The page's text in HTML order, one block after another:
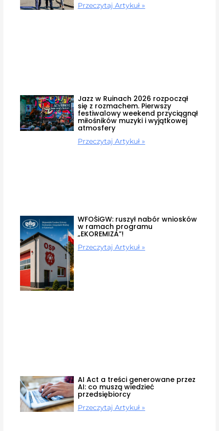
Przeczytaj Artykuł »
Jazz w Ruinach 2026 rozpoczął
się z rozmachem. Pierwszy
festiwalowy weekend przyciągnął
miłośników muzyki i wyjątkowej
atmosfery
Przeczytaj Artykuł »
WFOŚiGW: ruszył nabór wniosków
w ramach programu
„EKOREMIZA”!
Przeczytaj Artykuł »
AI Act a treści generowane przez
AI: co muszą wiedzieć
przedsiębiorcy
Przeczytaj Artykuł »